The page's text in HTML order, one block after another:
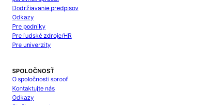
Dodržiavanie predpisov
Odkazy
Pre podniky
Pre ľudské zdroje/HR
Pre univerzity
SPOLOČNOSŤ
O spoločnosti sproof
Kontaktujte nás
Odkazy